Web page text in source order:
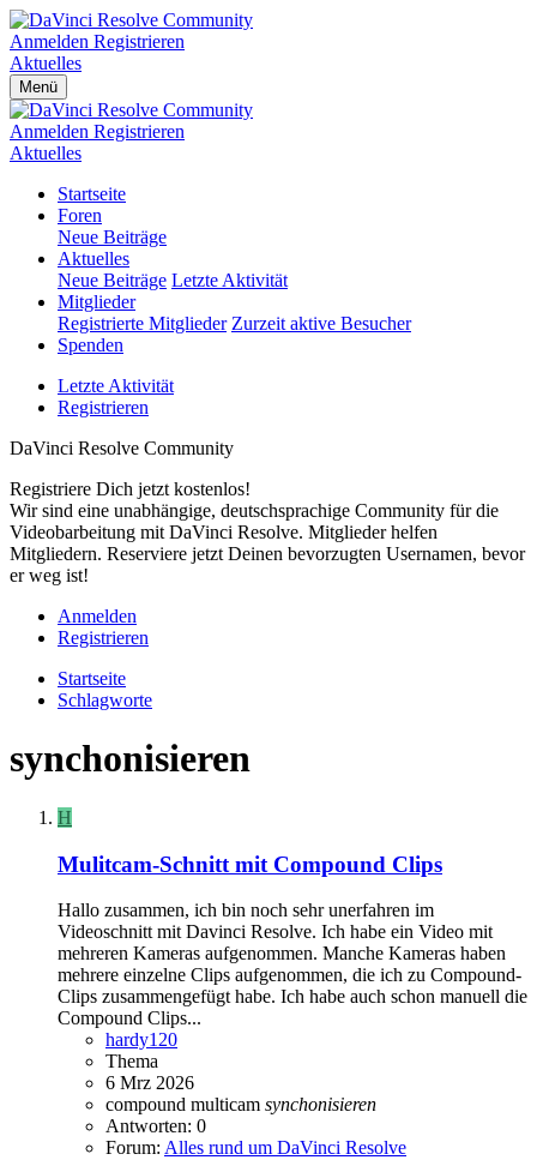
Anmelden Registrieren
Aktuelles
Menü
Anmelden Registrieren
Aktuelles
Startseite
Foren
Neue Beiträge
Aktuelles
Neue Beiträge Letzte Aktivität
Mitglieder
Registrierte Mitglieder Zurzeit aktive Besucher
Spenden
Letzte Aktivität
Registrieren
DaVinci Resolve Community
Registriere Dich jetzt kostenlos!
Wir sind eine unabhängige, deutschsprachige Community für die
Videobarbeitung mit DaVinci Resolve. Mitglieder helfen
Mitgliedern. Reserviere jetzt Deinen bevorzugten Usernamen, bevor
er weg ist!
Anmelden
Registrieren
Startseite
Schlagworte
synchonisieren
H
Mulitcam-Schnitt mit Compound Clips
Hallo zusammen, ich bin noch sehr unerfahren im
Videoschnitt mit Davinci Resolve. Ich habe ein Video mit
mehreren Kameras aufgenommen. Manche Kameras haben
mehrere einzelne Clips aufgenommen, die ich zu Compound-
Clips zusammengefügt habe. Ich habe auch schon manuell die
Compound Clips...
hardy120
Thema
6 Mrz 2026
compound multicam synchonisieren
Antworten: 0
Forum: Alles rund um DaVinci Resolve